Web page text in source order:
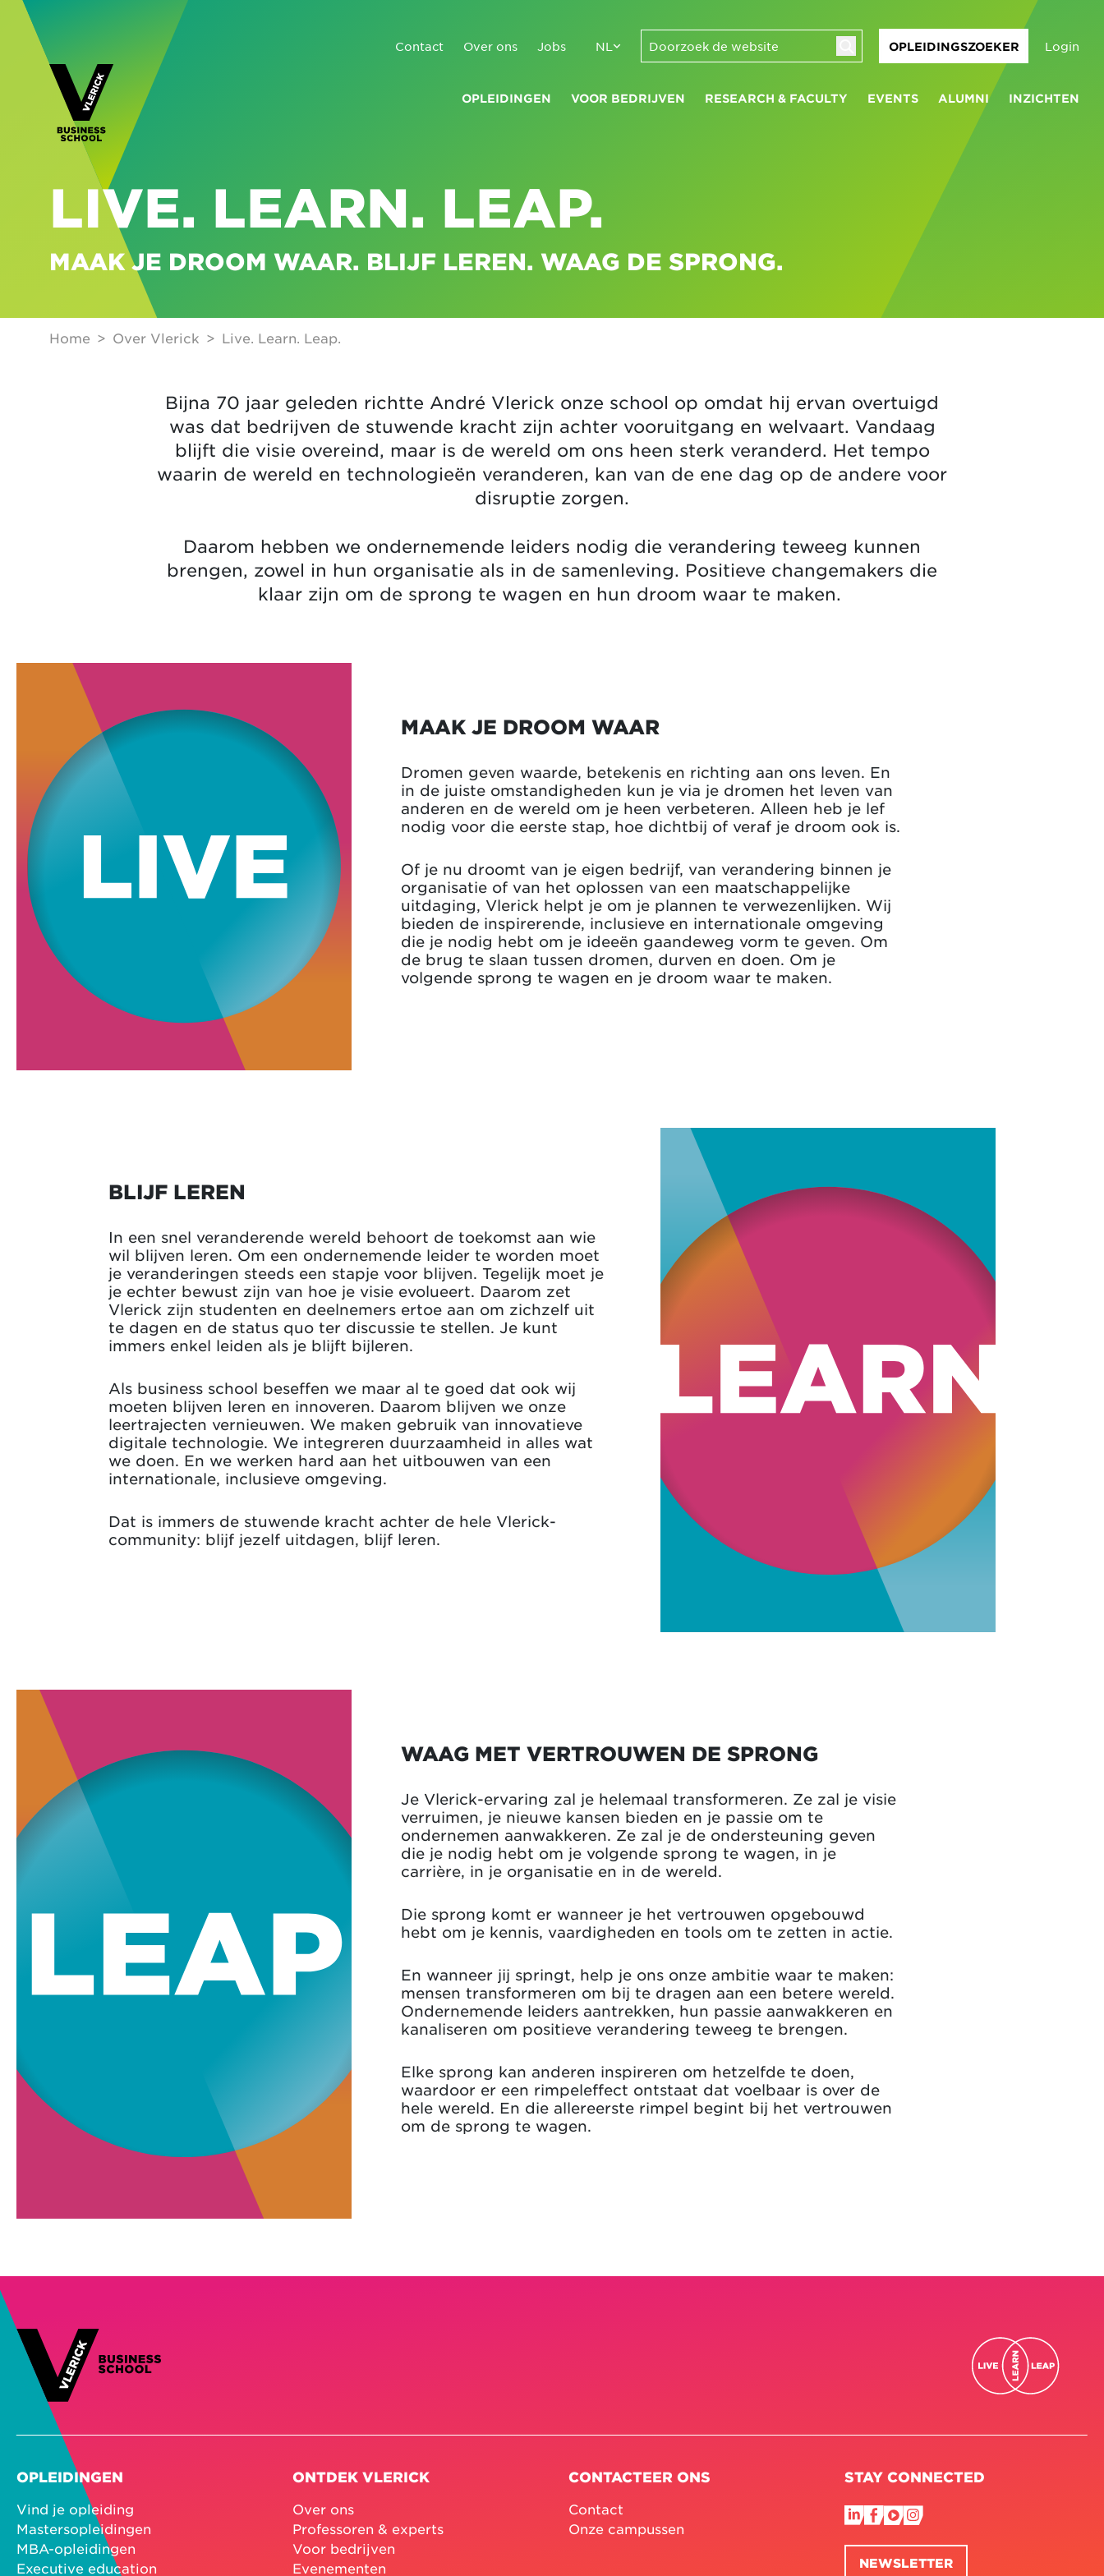
Contact Over ons Jobs NL OPLEIDINGSZOEKER Login
OPLEIDINGEN VOOR BEDRIJVEN RESEARCH & FACULTY EVENTS ALUMNI INZICHTEN
LIVE. LEARN. LEAP.
MAAK JE DROOM WAAR. BLIJF LEREN. WAAG DE SPRONG.
Home Over Vlerick Live. Learn. Leap.
Bijna 70 jaar geleden richtte André Vlerick onze school op omdat hij ervan overtuigd
was dat bedrijven de stuwende kracht zijn achter vooruitgang en welvaart. Vandaag
blijft die visie overeind, maar is de wereld om ons heen sterk veranderd. Het tempo
waarin de wereld en technologieën veranderen, kan van de ene dag op de andere voor
disruptie zorgen.
Daarom hebben we ondernemende leiders nodig die verandering teweeg kunnen
brengen, zowel in hun organisatie als in de samenleving. Positieve changemakers die
klaar zijn om de sprong te wagen en hun droom waar te maken.
MAAK JE DROOM WAAR
Dromen geven waarde, betekenis en richting aan ons leven. En
in de juiste omstandigheden kun je via je dromen het leven van
anderen en de wereld om je heen verbeteren. Alleen heb je lef
nodig voor die eerste stap, hoe dichtbij of veraf je droom ook is.
Of je nu droomt van je eigen bedrijf, van verandering binnen je
organisatie of van het oplossen van een maatschappelijke
uitdaging, Vlerick helpt je om je plannen te verwezenlijken. Wij
bieden de inspirerende, inclusieve en internationale omgeving
die je nodig hebt om je ideeën gaandeweg vorm te geven. Om
de brug te slaan tussen dromen, durven en doen. Om je
volgende sprong te wagen en je droom waar te maken.
BLIJF LEREN
In een snel veranderende wereld behoort de toekomst aan wie
wil blijven leren. Om een ondernemende leider te worden moet
je veranderingen steeds een stapje voor blijven. Tegelijk moet je
je echter bewust zijn van hoe je visie evolueert. Daarom zet
Vlerick zijn studenten en deelnemers ertoe aan om zichzelf uit
te dagen en de status quo ter discussie te stellen. Je kunt
immers enkel leiden als je blijft bijleren.
Als business school beseffen we maar al te goed dat ook wij
moeten blijven leren en innoveren. Daarom blijven we onze
leertrajecten vernieuwen. We maken gebruik van innovatieve
digitale technologie. We integreren duurzaamheid in alles wat
we doen. En we werken hard aan het uitbouwen van een
internationale, inclusieve omgeving.
Dat is immers de stuwende kracht achter de hele Vlerick-
community: blijf jezelf uitdagen, blijf leren.
WAAG MET VERTROUWEN DE SPRONG
Je Vlerick-ervaring zal je helemaal transformeren. Ze zal je visie
verruimen, je nieuwe kansen bieden en je passie om te
ondernemen aanwakkeren. Ze zal je de ondersteuning geven
die je nodig hebt om je volgende sprong te wagen, in je
carrière, in je organisatie en in de wereld.
Die sprong komt er wanneer je het vertrouwen opgebouwd
hebt om je kennis, vaardigheden en tools om te zetten in actie.
En wanneer jij springt, help je ons onze ambitie waar te maken:
mensen transformeren om bij te dragen aan een betere wereld.
Ondernemende leiders aantrekken, hun passie aanwakkeren en
kanaliseren om positieve verandering teweeg te brengen.
Elke sprong kan anderen inspireren om hetzelfde te doen,
waardoor er een rimpeleffect ontstaat dat voelbaar is over de
hele wereld. En die allereerste rimpel begint bij het vertrouwen
om de sprong te wagen.
OPLEIDINGEN
Vind je opleiding
Mastersopleidingen
MBA-opleidingen
Executive education
ONTDEK VLERICK
Over ons
Professoren & experts
Voor bedrijven
Evenementen
CONTACTEER ONS
Contact
Onze campussen
STAY CONNECTED
NEWSLETTER